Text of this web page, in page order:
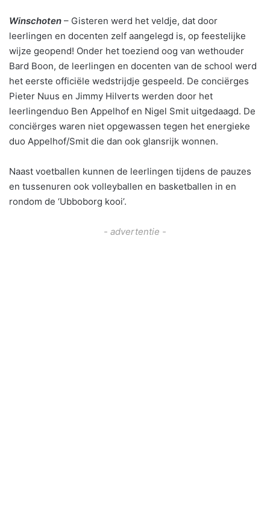
Winschoten – Gisteren werd het veldje, dat door
leerlingen en docenten zelf aangelegd is, op feestelijke
wijze geopend! Onder het toeziend oog van wethouder
Bard Boon, de leerlingen en docenten van de school werd
het eerste officiële wedstrijdje gespeeld. De conciërges
Pieter Nuus en Jimmy Hilverts werden door het
leerlingenduo Ben Appelhof en Nigel Smit uitgedaagd. De
conciërges waren niet opgewassen tegen het energieke
duo Appelhof/Smit die dan ook glansrijk wonnen.
Naast voetballen kunnen de leerlingen tijdens de pauzes
en tussenuren ook volleyballen en basketballen in en
rondom de ‘Ubboborg kooi’.
- advertentie -